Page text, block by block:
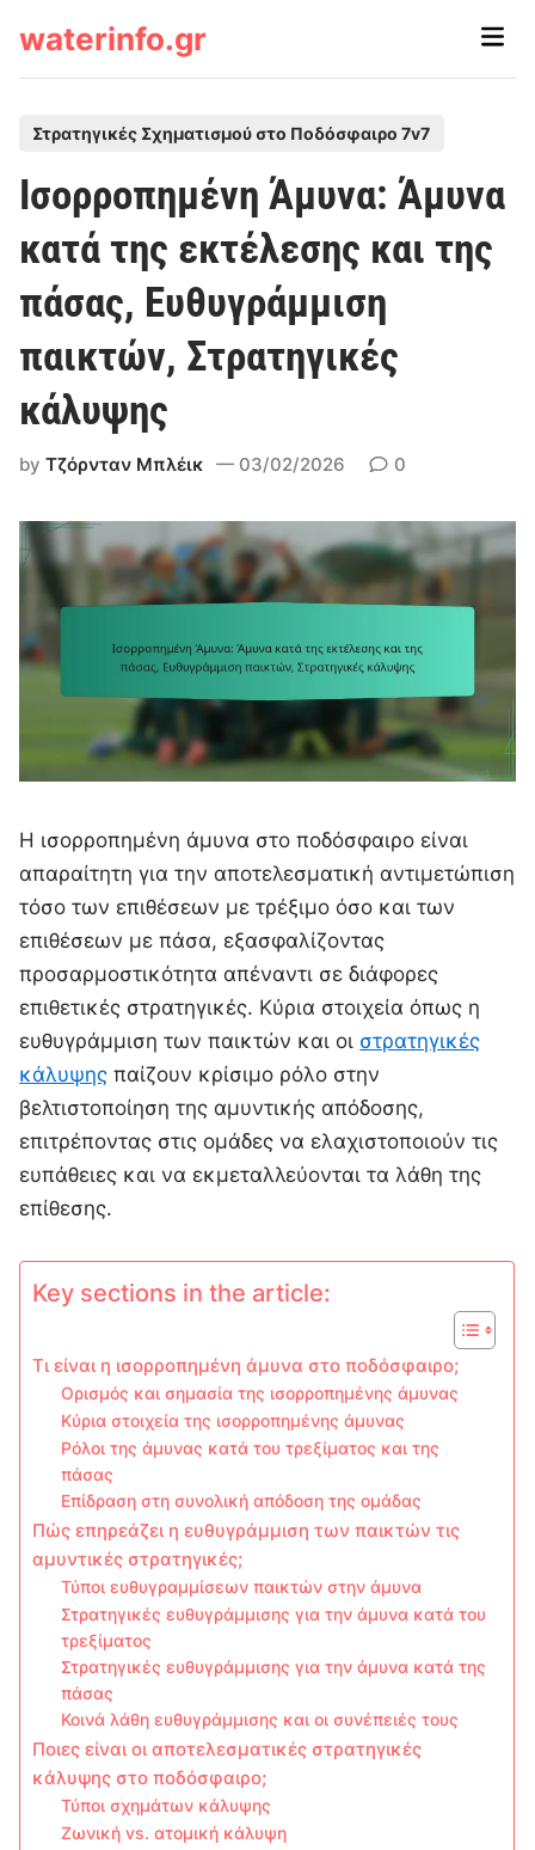
waterinfo.gr
Main
e
d
n
Στρατηγικές Σχηματισμού στο Ποδόσφαιρο 7v7
Ισορροπημένη Άμυνα: Άμυνα
κατά της εκτέλεσης και της
πάσας, Ευθυγράμμιση
παικτών, Στρατηγικές
κάλυψης
byΤζόρνταν Μπλέικ 03/02/2026 0
Η ισορροπημένη άμυνα στο ποδόσφαιρο είναι
απαραίτητη για την αποτελεσματική αντιμετώπιση
τόσο των επιθέσεων με τρέξιμο όσο και των
επιθέσεων με πάσα, εξασφαλίζοντας
προσαρμοστικότητα απέναντι σε διάφορες
επιθετικές στρατηγικές. Κύρια στοιχεία όπως η
ευθυγράμμιση των παικτών και οι στρατηγικές
κάλυψης παίζουν κρίσιμο ρόλο στην
βελτιστοποίηση της αμυντικής απόδοσης,
επιτρέποντας στις ομάδες να ελαχιστοποιούν τις
ευπάθειες και να εκμεταλλεύονται τα λάθη της
επίθεσης.
Key sections in the article:
Τι είναι η ισορροπημένη άμυνα στο ποδόσφαιρο;
Ορισμός και σημασία της ισορροπημένης άμυνας
Κύρια στοιχεία της ισορροπημένης άμυνας
Ρόλοι της άμυνας κατά του τρεξίματος και της
πάσας
Επίδραση στη συνολική απόδοση της ομάδας
Πώς επηρεάζει η ευθυγράμμιση των παικτών τις
αμυντικές στρατηγικές;
Τύποι ευθυγραμμίσεων παικτών στην άμυνα
Στρατηγικές ευθυγράμμισης για την άμυνα κατά του
τρεξίματος
Στρατηγικές ευθυγράμμισης για την άμυνα κατά της
πάσας
Κοινά λάθη ευθυγράμμισης και οι συνέπειές τους
Ποιες είναι οι αποτελεσματικές στρατηγικές
κάλυψης στο ποδόσφαιρο;
Τύποι σχημάτων κάλυψης
Ζωνική vs. ατομική κάλυψη